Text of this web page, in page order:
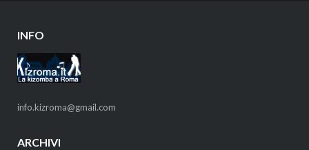
INFO
info.kizroma@gmail.com
ARCHIVI